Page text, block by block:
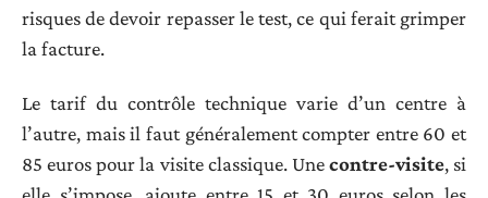
risques de devoir repasser le test, ce qui ferait grimper
la facture.
Le tarif du contrôle technique varie d’un centre à
l’autre, mais il faut généralement compter entre 60 et
85 euros pour la visite classique. Unecontre-visite, si